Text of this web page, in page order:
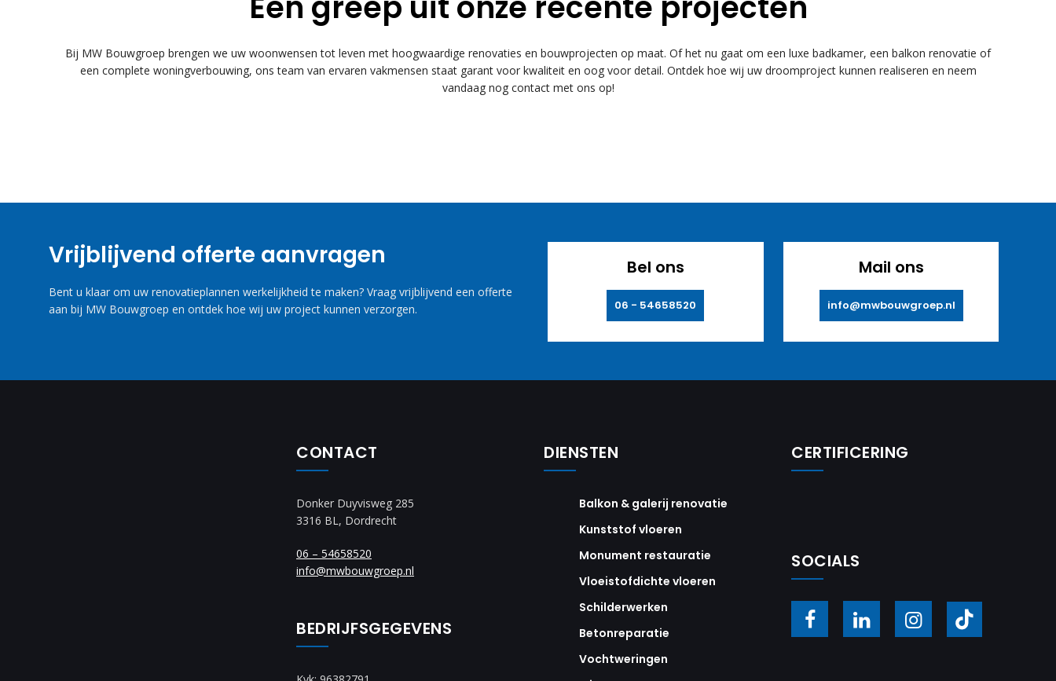
Bij MW Bouwgroep brengen we uw woonwensen tot leven met hoogwaardige renovaties en bouwprojecten op maat. Of het nu gaat om een luxe badkamer, een balkon renovatie of
een complete woningverbouwing, ons team van ervaren vakmensen staat garant voor kwaliteit en oog voor detail. Ontdek hoe wij uw droomproject kunnen realiseren en neem
vandaag nog contact met ons op!
Vrijblijvend offerte aanvragen
Bent u klaar om uw renovatieplannen werkelijkheid te maken? Vraag vrijblijvend een offerte
aan bij MW Bouwgroep en ontdek hoe wij uw project kunnen verzorgen.
Bel ons
06 - 54658520
Mail ons
info@mwbouwgroep.nl
CONTACT
Donker Duyvisweg 285
3316 BL, Dordrecht
06 – 54658520
info@mwbouwgroep.nl
BEDRIJFSGEGEVENS
DIENSTEN
Balkon & galerij renovatie
Kunststof vloeren
Monument restauratie
Vloeistofdichte vloeren
Schilderwerken
Betonreparatie
Vochtweringen
CERTIFICERING
SOCIALS